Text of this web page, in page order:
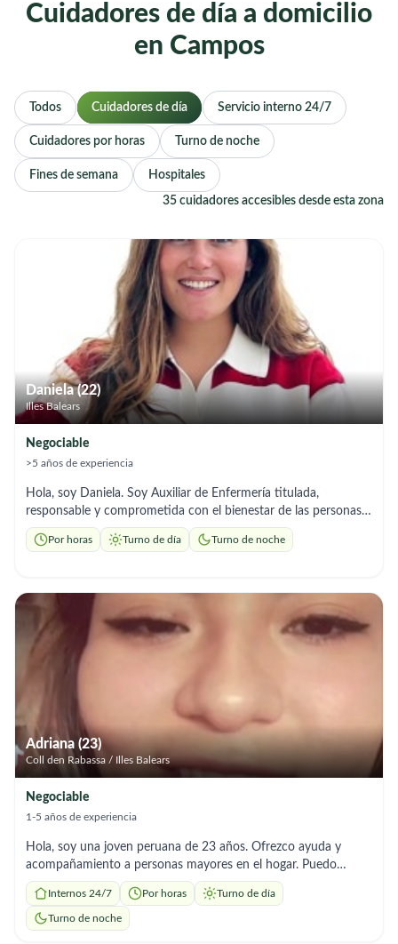
Cuidadores de día a domicilio
en Campos
Todos Cuidadores de día Servicio interno 24/7
Cuidadores por horas Turno de noche
Fines de semana Hospitales
35 cuidadores accesibles desde esta zona
Daniela (22)
Illes Balears
Negociable
>5 años de experiencia
Hola, soy Daniela. Soy Auxiliar de Enfermería titulada,
responsable y comprometida con el bienestar de las personas
mayores. Ofrezco cuidado profesional tanto en domicilio como
en hospital, incluyendo servicios nocturnos para garantizar
personas mayores, y amplio manejo en higiene, movilizaciones,
control de medicación, acompañamiento a consultas médicas y
apoyo emocional. Trabajo con empatía, paciencia y
profesionalidad, adaptándome a las necesidades de cada
persona para mejorar su bienestar y calidad de vida.
Disponibilidad flexible y trato cercano.
Por horas Turno de día Turno de noche
Adriana (23)
Coll den Rabassa / Illes Balears
Negociable
1-5 años de experiencia
Hola, soy una joven peruana de 23 años. Ofrezco ayuda y
acompañamiento a personas mayores en el hogar. Puedo
apoyar en el aseo personal básico, tareas ligeras del hogar,
recordatorio de medicación y acompañamiento a paseos o
citas. Soy responsable, paciente y respetuosa, y me adapto
Internos 24/7 Por horas Turno de día
Turno de noche